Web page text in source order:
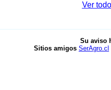
Ver
Su aviso
Sitios amigos SerAgro.cl